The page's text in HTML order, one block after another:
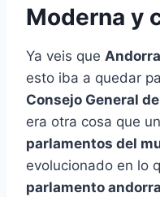
Moderna y
Ya veis que Andorra
esto iba a quedar
Consejo General
era otra cosa que
parlamentos del
evolucionado en lo
parlamento